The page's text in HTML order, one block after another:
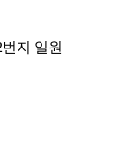
지 일원